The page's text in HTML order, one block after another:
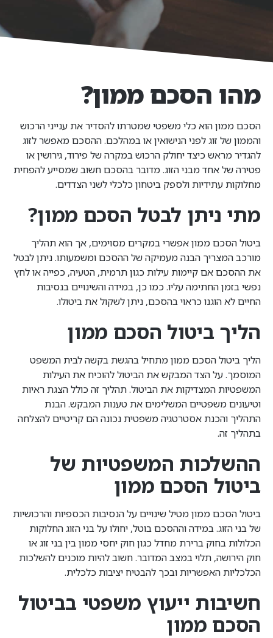
מהו הסכם ממון?
הסכם ממון הוא כלי משפטי שמטרתו להסדיר את ענייני הרכוש
והממון של זוג לפני הנישואין או במהלכם. ההסכם מאפשר לזוג
להגדיר מראש כיצד יחולק הרכוש במקרה של פירוד, גירושין או
פטירה של אחד מבני הזוג. מדובר בהסכם חשוב שמסייע להפחית
מחלוקות עתידיות ולספק ביטחון כלכלי לשני הצדדים.
מתי ניתן לבטל הסכם ממון?
ביטול הסכם ממון אפשרי במקרים מסוימים, אך הוא תהליך
מורכב המצריך הבנה מעמיקה של ההסכם ומשמעותו. ניתן לבטל
את ההסכם אם קיימות עילות כגון תרמית, הטעיה, כפייה או לחץ
נפשי בזמן החתימה עליו. כמו כן, במידה והשינויים בנסיבות
החיים לא הוגנו כראוי בהסכם, ניתן לשקול את ביטולו.
הליך ביטול הסכם ממון
הליך ביטול הסכם ממון מתחיל בהגשת בקשה לבית המשפט
המוסמך. על הצד המבקש את הביטול להוכיח את העילות
המשפטיות המצדיקות את הביטול. תהליך זה כולל הצגת ראיות
וטיעונים משפטיים המשלימים את טענות המבקש. הבנת
התהליך והכנת אסטרטגיה משפטית נכונה הם קריטיים להצלחה
בתהליך זה.
ההשלכות המשפטיות של
ביטול הסכם ממון
ביטול הסכם ממון מטיל שינויים על הנסיבות הכספיות והרכושיות
של בני הזוג. במידה וההסכם בוטל, יחולו על בני הזוג החלוקות
הכלולות בחוק ברירת מחדל כגון חוק יחסי ממון בין בני זוג או
חוק הירושה, תלוי במצב המדובר. חשוב להיות מוכנים להשלכות
הכלכליות האפשריות ובכך להבטיח יציבות כלכלית.
חשיבות ייעוץ משפטי בביטול
הסכם ממון